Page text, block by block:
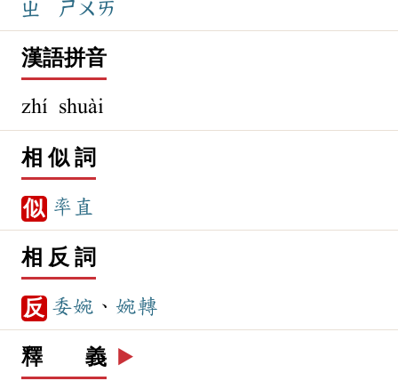
ㄓ ㄕㄨㄞ
漢語拼音
zhí shuài
相 似 詞
似 率直
相 反 詞
反 委婉 、 婉轉
釋 義 ▶️